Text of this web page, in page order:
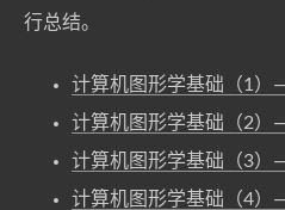
行总结。
计算机图形学基础（1）
计算机图形学基础（2）
计算机图形学基础（3）
计算机图形学基础（4）